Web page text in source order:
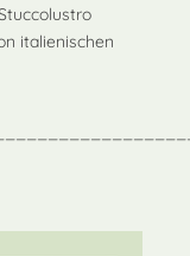
italienischen